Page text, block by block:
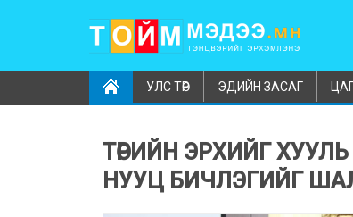
УЛС ТӨР ЭДИЙН ЗАСАГ
ТӨРИЙН ЭРХИЙГ
НУУЦ БИЧЛЭГИЙГ